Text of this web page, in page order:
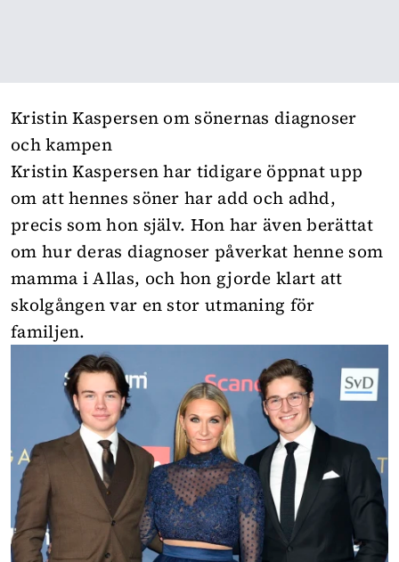
Kristin Kaspersen om sönernas diagnoser
och kampen
Kristin Kaspersen har tidigare öppnat upp
om att hennes söner har add och adhd,
precis som hon själv. Hon har även berättat
om hur deras diagnoser påverkat henne som
mamma iAllas, och hon gjorde klart att
skolgången var en stor utmaning för
familjen.